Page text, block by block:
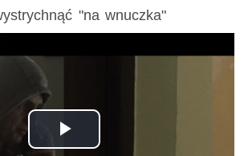
"na wnuczka"
Odtwórz